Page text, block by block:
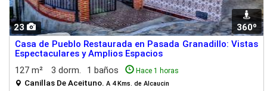
23 360º
Casa de Pueblo Restaurada en Pasada Granadillo: Vistas
Espectaculares y Amplios Espacios
127 m²
3 dorm. 1 baños Hace 1 horas
Canillas De Aceituno. A 4 Kms. de Alcaucin